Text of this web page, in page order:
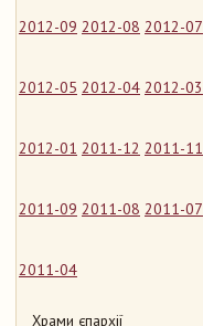
2012-09 2012-08 2012-07
2012-05 2012-04 2012-03
2012-01 2011-12 2011-11
2011-09 2011-08 2011-07
2011-04
Храми єпархії